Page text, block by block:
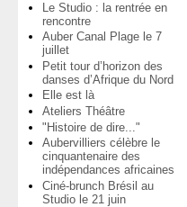
Le Studio : la rentrée en
rencontre
Auber Canal Plage le 7
juillet
Petit tour d’horizon des
danses d’Afrique du Nord
Elle est là
Ateliers Théâtre
"Histoire de dire..."
Aubervilliers célèbre le
cinquantenaire des
indépendances africaines
Ciné-brunch Brésil au
Studio le 21 juin